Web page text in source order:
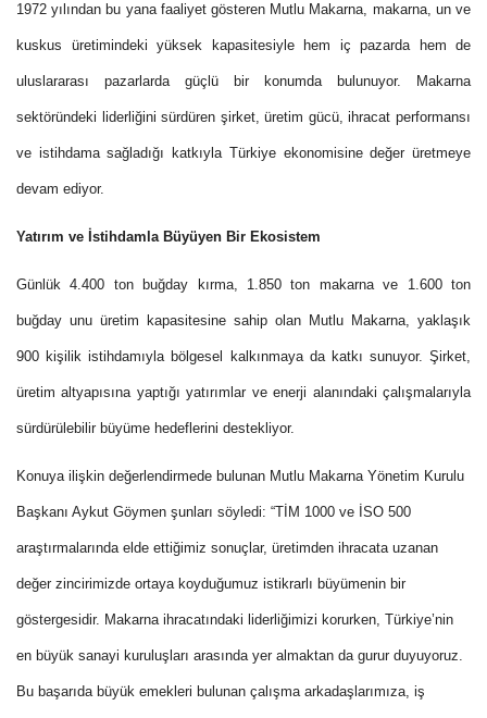
1972 yılından bu yana faaliyet gösteren Mutlu Makarna, makarna, un ve
kuskus üretimindeki yüksek kapasitesiyle hem iç pazarda hem de
uluslararası pazarlarda güçlü bir konumda bulunuyor. Makarna
sektöründeki liderliğini sürdüren şirket, üretim gücü, ihracat performansı
ve istihdama sağladığı katkıyla Türkiye ekonomisine değer üretmeye
devam ediyor.
Yatırım ve İstihdamla Büyüyen Bir Ekosistem
Günlük 4.400 ton buğday kırma, 1.850 ton makarna ve 1.600 ton
buğday unu üretim kapasitesine sahip olan Mutlu Makarna, yaklaşık
900 kişilik istihdamıyla bölgesel kalkınmaya da katkı sunuyor. Şirket,
üretim altyapısına yaptığı yatırımlar ve enerji alanındaki çalışmalarıyla
sürdürülebilir büyüme hedeflerini destekliyor.
Konuya ilişkin değerlendirmede bulunan Mutlu Makarna Yönetim Kurulu
Başkanı Aykut Göymen şunları söyledi: “TİM 1000 ve İSO 500
araştırmalarında elde ettiğimiz sonuçlar, üretimden ihracata uzanan
değer zincirimizde ortaya koyduğumuz istikrarlı büyümenin bir
göstergesidir. Makarna ihracatındaki liderliğimizi korurken, Türkiye’nin
en büyük sanayi kuruluşları arasında yer almaktan da gurur duyuyoruz.
Bu başarıda büyük emekleri bulunan çalışma arkadaşlarımıza, iş